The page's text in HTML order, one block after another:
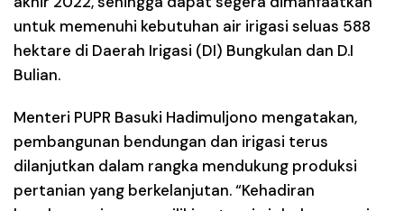
untuk memenuhi kebutuhan air irigasi seluas 588
hektare di Daerah Irigasi (DI) Bungkulan dan D.I
Bulian.
Menteri PUPR Basuki Hadimuljono mengatakan,
pembangunan bendungan dan irigasi terus
dilanjutkan dalam rangka mendukung produksi
pertanian yang berkelanjutan. “Kehadiran